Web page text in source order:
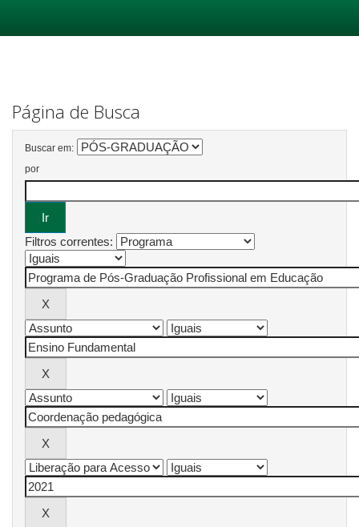
Página de Busca
Buscar em:
por
Filtros correntes: